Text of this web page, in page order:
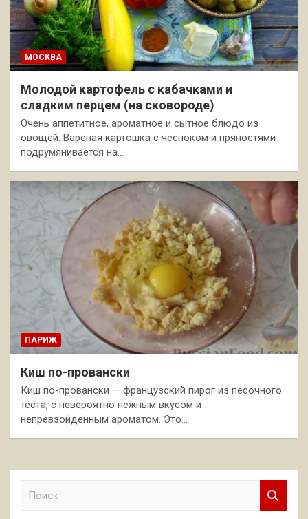
МОСКВА
Молодой картофель с кабачками и
сладким перцем (на сковороде)
Очень аппетитное, ароматное и сытное блюдо из
овощей. Варёная картошка с чесноком и пряностями
подрумянивается на…
ПАРИЖ
Киш по-провански
Киш по-провански — французский пирог из песочного
теста, с невероятно нежным вкусом и
непревзойденным ароматом. Это…